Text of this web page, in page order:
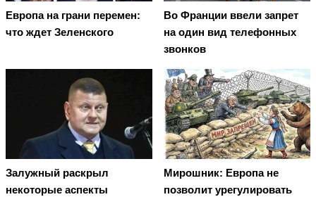
Европа на грани перемен:
что ждет Зеленского
Во Франции ввели запрет
на один вид телефонных
звонков
Залужный раскрыл
некоторые аспекты
Мирошник: Европа не
позволит урегулировать